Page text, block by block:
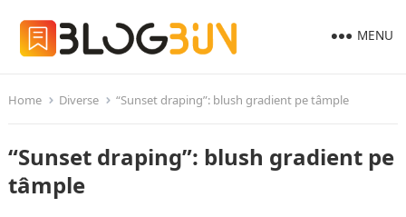
MENU
Home Diverse “Sunset draping”: blush gradient pe tâmple
“Sunset draping”: blush gradient pe
tâmple